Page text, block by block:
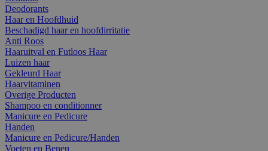
Deodorants
Haar en Hoofdhuid
Beschadigd haar en hoofdirritatie
Anti Roos
Haaruitval en Futloos Haar
Luizen haar
Gekleurd Haar
Haarvitaminen
Overige Producten
Shampoo en conditionner
Manicure en Pedicure
Handen
Manicure en Pedicure/Handen
Voeten en Benen